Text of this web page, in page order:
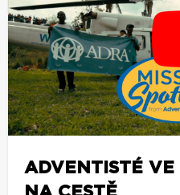
ADVENTISTÉ VE